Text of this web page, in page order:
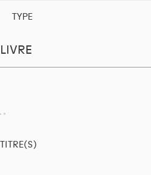
TYPE
LIVRE
TITRE(S)